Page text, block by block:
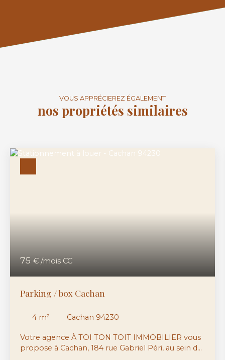
VOUS APPRÉCIEREZ ÉGALEMENT
nos propriétés similaires
75 € /mois CC
Parking / box Cachan
4 m² Cachan 94230
Votre agence À TOI TON TOIT IMMOBILIER vous
propose à Cachan, 184 rue Gabriel Péri, au sein de